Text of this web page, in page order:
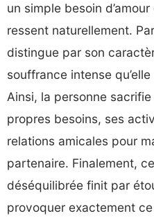
un simple besoin
ressent naturellement.
distingue par son
souffrance intense
Ainsi, la personne
propres besoins, ses
relations amicales pour
partenaire. Finalement,
déséquilibrée finit par
provoquer exactement